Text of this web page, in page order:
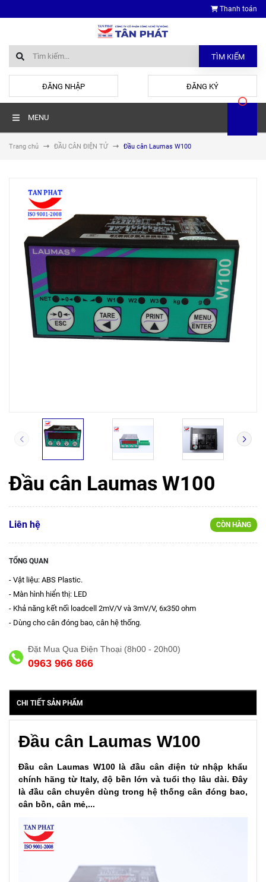
Thanh toán
TÌM KIẾM
ĐĂNG NHẬP ĐĂNG KÝ
MENU
Trang chủ ĐẦU CÂN ĐIỆN TỬ Đầu cân Laumas W100
Đầu cân Laumas W100
Liên hệ CÒN HÀNG
TỔNG QUAN
- Vật liệu: ABS Plastic.
- Màn hình hiển thị: LED
- Khả năng kết nối loadcell 2mV/V và 3mV/V, 6x350 ohm
- Dùng cho cân đóng bao, cân hệ thống.
Đặt Mua Qua Điện Thoại (8h00 - 20h00)
0963 966 866
CHI TIẾT SẢN PHẨM
Đầu cân Laumas W100
Đầu cân Laumas W100 là đầu cân điện tử nhập khẩu
chính hãng từ Italy, độ bền lớn và tuổi thọ lâu dài. Đây
là đầu cân chuyên dùng trong hệ thống cân đóng bao,
cân bồn, cân mẻ,...